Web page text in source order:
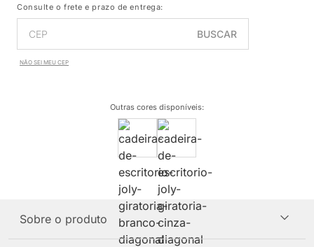
Consulte o frete e prazo de entrega:
BUSCAR
NÃO SEI MEU CEP
Outras cores disponíveis:
Sobre o produto